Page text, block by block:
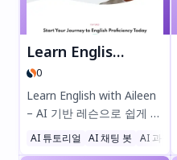
Learn English with Aileen
0
Learn English with Aileen
– AI 기반 레슨으로 쉽게 영
어를 마스터하세요! 말하기
연습, 문법 향상, 자연스러
AI 튜토리얼 AI 채팅 봇 AI 과정